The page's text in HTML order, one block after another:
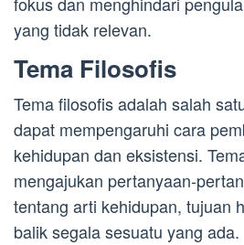
yang tidak relevan.
Tema Filosofis
Tema filosofis adalah salah
dapat mempengaruhi cara
kehidupan dan eksistensi.
mengajukan pertanyaan-
tentang arti kehidupan, tujuan
balik segala sesuatu yang ada.